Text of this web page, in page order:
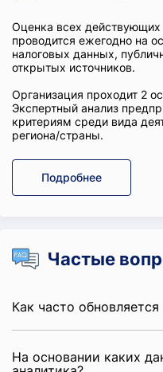
Оценка всех действующих
проводится ежегодно на
налоговых данных,
открытых источников.
Организация проходит 2
Экспертный анализ
критериям среди вида
региона/страны.
Подробнее
Частые
Как часто
На основании каких